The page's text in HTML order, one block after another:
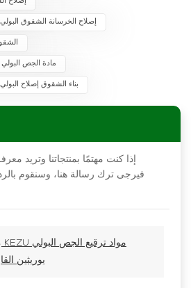
إصلاح الخرسانة الشقوق
مادة الجص البولي
بناء الشقوق إصلاح
إذا كنت مهتمًا بمنتجاتنا وتريد
فيرجى ترك رسالة هنا، وسنقوم
يوريثين